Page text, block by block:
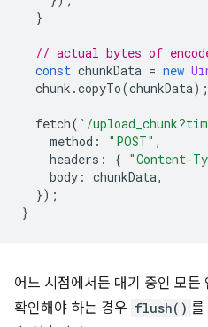
}
// actual bytes of
const chunkData = new
chunk .copyTo(chunkData);
fetch( `/
method : "POST" ,
headers : { "Content-
body : chunkData,
});
}
어느 시점에서든 대기 중인 모든
확인해야 하는 경우 flush() 를